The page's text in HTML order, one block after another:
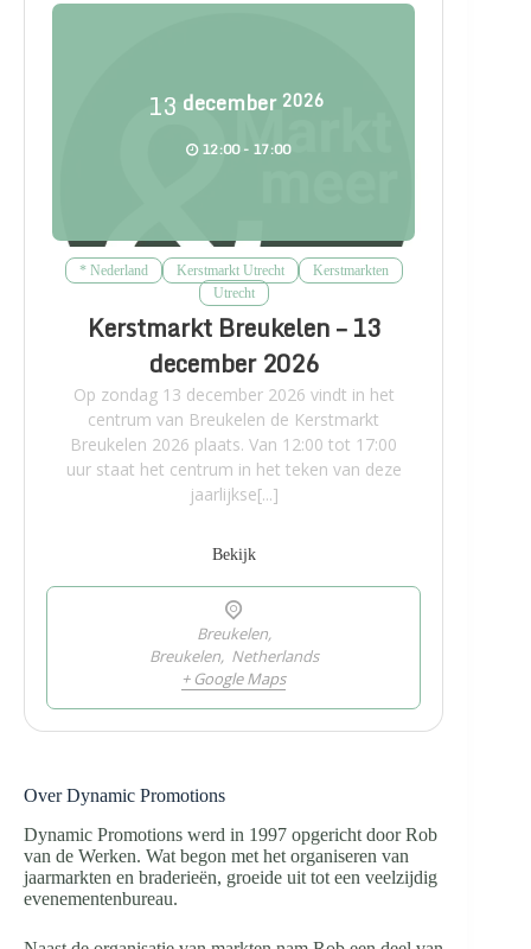
13 december 2026
12:00 - 17:00
* Nederland Kerstmarkt Utrecht
Kerstmarkten
Utrecht
Kerstmarkt Breukelen – 13
december 2026
Op zondag 13 december 2026 vindt in het
centrum van Breukelen de Kerstmarkt
Breukelen 2026 plaats. Van 12:00 tot 17:00
uur staat het centrum in het teken van deze
jaarlijkse[...]
Bekijk
Breukelen,
Breukelen, Netherlands
+ Google Maps
Over Dynamic Promotions
Dynamic Promotions werd in 1997 opgericht door Rob
van de Werken. Wat begon met het organiseren van
jaarmarkten en braderieën, groeide uit tot een veelzijdig
evenementenbureau.